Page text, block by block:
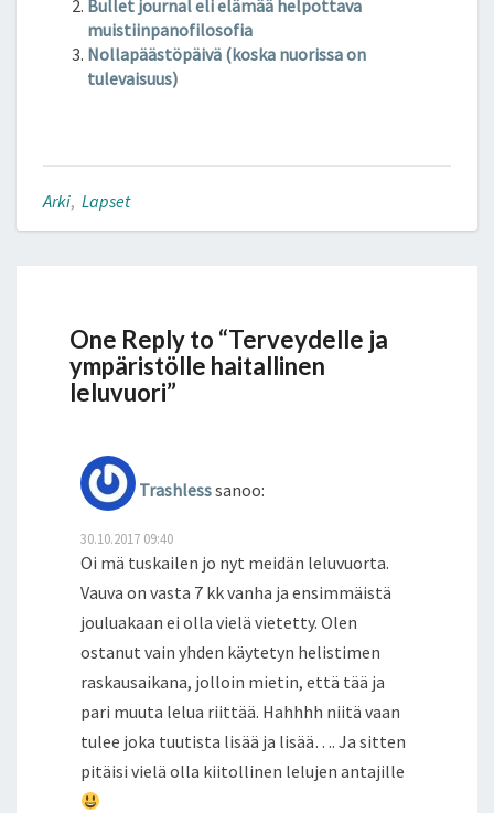
n
o
k
Bullet journal eli elämää helpottava
muistiinpanofilosofia
Nollapäästöpäivä (koska nuorissa on
tulevaisuus)
Arki, Lapset
One Reply to “Terveydelle ja
ympäristölle haitallinen
leluvuori”
Trashlesssanoo:
30.10.2017 09:40
Oi mä tuskailen jo nyt meidän leluvuorta.
Vauva on vasta 7 kk vanha ja ensimmäistä
jouluakaan ei olla vielä vietetty. Olen
ostanut vain yhden käytetyn helistimen
raskausaikana, jolloin mietin, että tää ja
pari muuta lelua riittää. Hahhhh niitä vaan
tulee joka tuutista lisää ja lisää…. Ja sitten
pitäisi vielä olla kiitollinen lelujen antajille